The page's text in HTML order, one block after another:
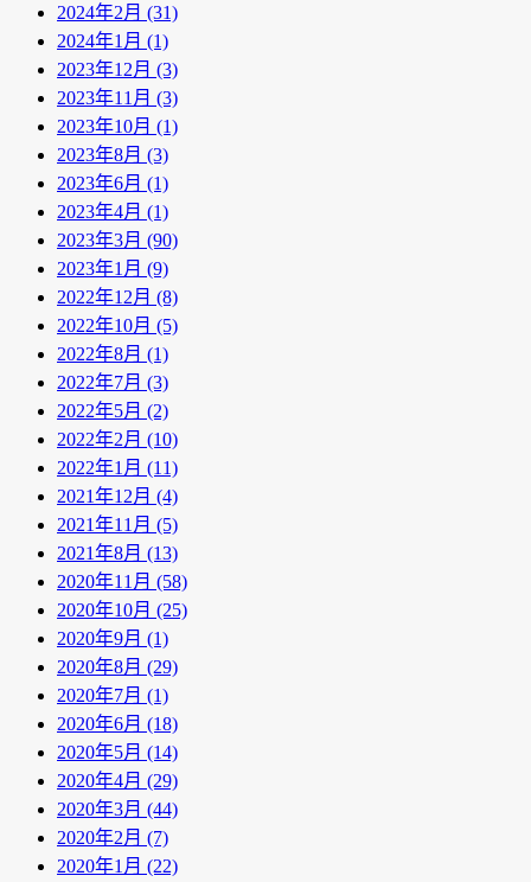
2024年2月 (31)
2024年1月 (1)
2023年12月 (3)
2023年11月 (3)
2023年10月 (1)
2023年8月 (3)
2023年6月 (1)
2023年4月 (1)
2023年3月 (90)
2023年1月 (9)
2022年12月 (8)
2022年10月 (5)
2022年8月 (1)
2022年7月 (3)
2022年5月 (2)
2022年2月 (10)
2022年1月 (11)
2021年12月 (4)
2021年11月 (5)
2021年8月 (13)
2020年11月 (58)
2020年10月 (25)
2020年9月 (1)
2020年8月 (29)
2020年7月 (1)
2020年6月 (18)
2020年5月 (14)
2020年4月 (29)
2020年3月 (44)
2020年2月 (7)
2020年1月 (22)